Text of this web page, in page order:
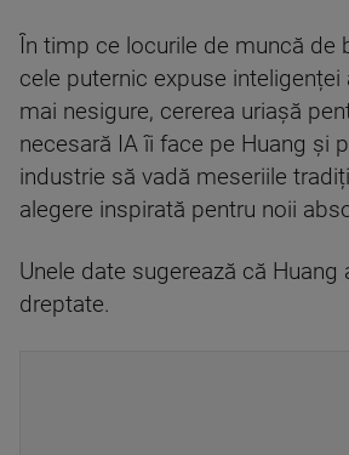
În timp ce locurile de muncă de
cele puternic expuse
mai nesigure, cererea uriașă
necesară IA îi face pe Huang și
industrie să vadă meseriile
alegere inspirată pentru noii
Unele date sugerează că Huang
dreptate.